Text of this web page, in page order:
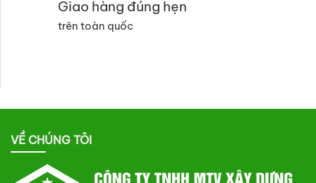
Giao hàng đúng hẹn
trên toàn quốc
VỀ CHÚNG TÔI